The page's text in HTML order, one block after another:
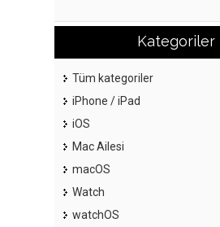
Kategoriler
Tüm kategoriler
iPhone / iPad
iOS
Mac Ailesi
macOS
Watch
watchOS